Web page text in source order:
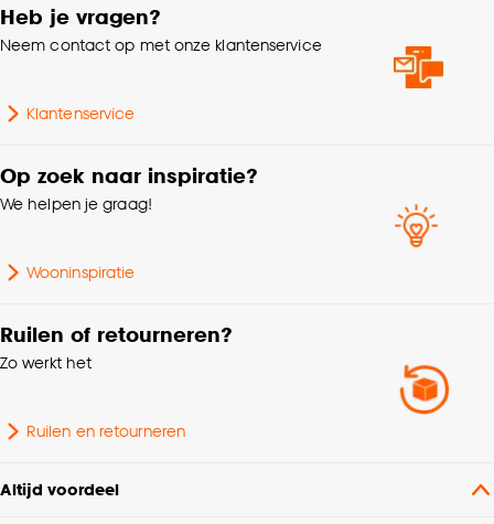
Heb je vragen?
Neem contact op met onze klantenservice
Klantenservice
Op zoek naar inspiratie?
We helpen je graag!
Wooninspiratie
Ruilen of retourneren?
Zo werkt het
Ruilen en retourneren
Altijd voordeel